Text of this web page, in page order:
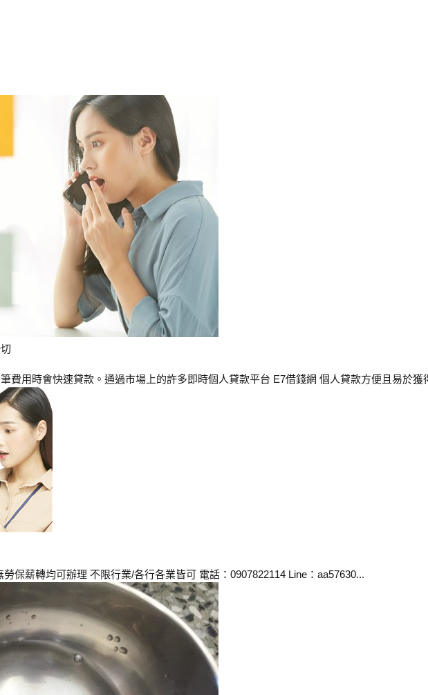
費用時會快速貸款。通過市場上的許多即時個人貸款平台 E7借錢網 個人貸款方便且易於
保薪轉均可辦理 不限行業/各行各業皆可 電話：0907822114 Line：aa57630...